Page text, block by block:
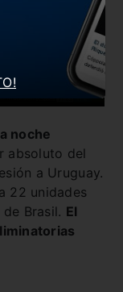
noche
absoluto del
a Uruguay.
22 unidades
Brasil. El